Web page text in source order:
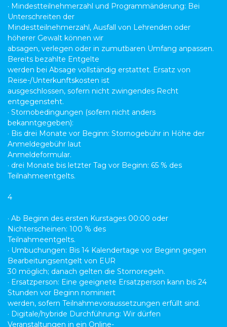
· Mindestteilnehmerzahl und Programmänderung: Bei
Unterschreiten der
Mindestteilnehmerzahl, Ausfall von Lehrenden oder
höherer Gewalt können wir
absagen, verlegen oder in zumutbaren Umfang anpassen.
Bereits bezahlte Entgelte
werden bei Absage vollständig erstattet. Ersatz von
Reise-/Unterkunftskosten ist
ausgeschlossen, sofern nicht zwingendes Recht
entgegensteht.
· Stornobedingungen (sofern nicht anders
bekanntgegeben):
· Bis drei Monate vor Beginn: Stornogebühr in Höhe der
Anmeldegebühr laut
Anmeldeformular.
· drei Monate bis letzter Tag vor Beginn: 65 % des
Teilnahmeentgelts.
4
· Ab Beginn des ersten Kurstages 00:00 oder
Nichterscheinen: 100 % des
Teilnahmeentgelts.
· Umbuchungen: Bis 14 Kalendertage vor Beginn gegen
Bearbeitungsentgelt von EUR
30 möglich; danach gelten die Stornoregeln.
· Ersatzperson: Eine geeignete Ersatzperson kann bis 24
Stunden vor Beginn nominiert
werden, sofern Teilnahmevoraussetzungen erfüllt sind.
· Digitale/hybride Durchführung: Wir dürfen
Veranstaltungen in ein Online-